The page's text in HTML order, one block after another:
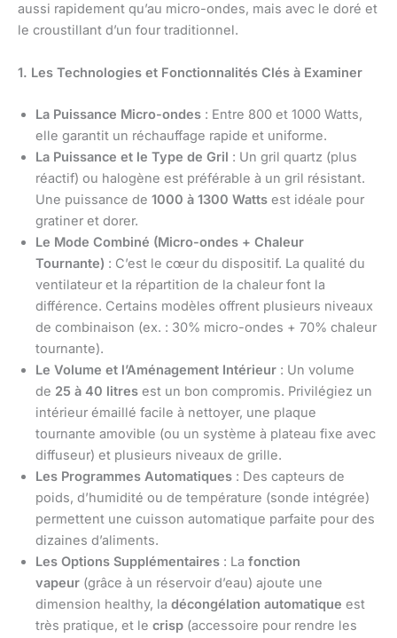
aussi rapidement qu’au micro-ondes, mais avec le doré et
le croustillant d’un four traditionnel.
1. Les Technologies et Fonctionnalités Clés à Examiner
La Puissance Micro-ondes : Entre 800 et 1000 Watts,
elle garantit un réchauffage rapide et uniforme.
La Puissance et le Type de Gril : Un gril quartz (plus
réactif) ou halogène est préférable à un gril résistant.
Une puissance de 1000 à 1300 Watts est idéale pour
gratiner et dorer.
Le Mode Combiné (Micro-ondes + Chaleur
Tournante) : C’est le cœur du dispositif. La qualité du
ventilateur et la répartition de la chaleur font la
différence. Certains modèles offrent plusieurs niveaux
de combinaison (ex. : 30% micro-ondes + 70% chaleur
tournante).
Le Volume et l’Aménagement Intérieur : Un volume
de 25 à 40 litres est un bon compromis. Privilégiez un
intérieur émaillé facile à nettoyer, une plaque
tournante amovible (ou un système à plateau fixe avec
diffuseur) et plusieurs niveaux de grille.
Les Programmes Automatiques : Des capteurs de
poids, d’humidité ou de température (sonde intégrée)
permettent une cuisson automatique parfaite pour des
dizaines d’aliments.
Les Options Supplémentaires : La fonction
vapeur (grâce à un réservoir d’eau) ajoute une
dimension healthy, la décongélation automatique est
très pratique, et le crisp (accessoire pour rendre les